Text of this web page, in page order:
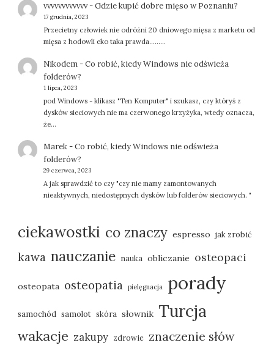
vvvvvvvvvvvv-Gdzie kupić dobre mięso w Poznaniu?
17 grudnia, 2023
Przecietny człowiek nie odróżni 20 dniowego mięsa z marketu od
mięsa z hodowli eko taka prawda.........
Nikodem-Co robić, kiedy Windows nie odświeża
folderów?
1 lipca, 2023
pod Windows - klikasz "Ten Komputer" i szukasz, czy któryś z
dysków sieciowych nie ma czerwonego krzyżyka, wtedy oznacza,
że…
Marek-Co robić, kiedy Windows nie odświeża
folderów?
29 czerwca, 2023
A jak sprawdzić to czy "czy nie mamy zamontowanych
nieaktywnych, niedostępnych dysków lub folderów sieciowych. "
ciekawostki co znaczy espresso jak zrobić
kawa nauczanie nauka obliczanie osteopaci
osteopata osteopatia pielęgnacja porady
samochód samolot skóra słownik Turcja
wakacje zakupy zdrowie znaczenie słów